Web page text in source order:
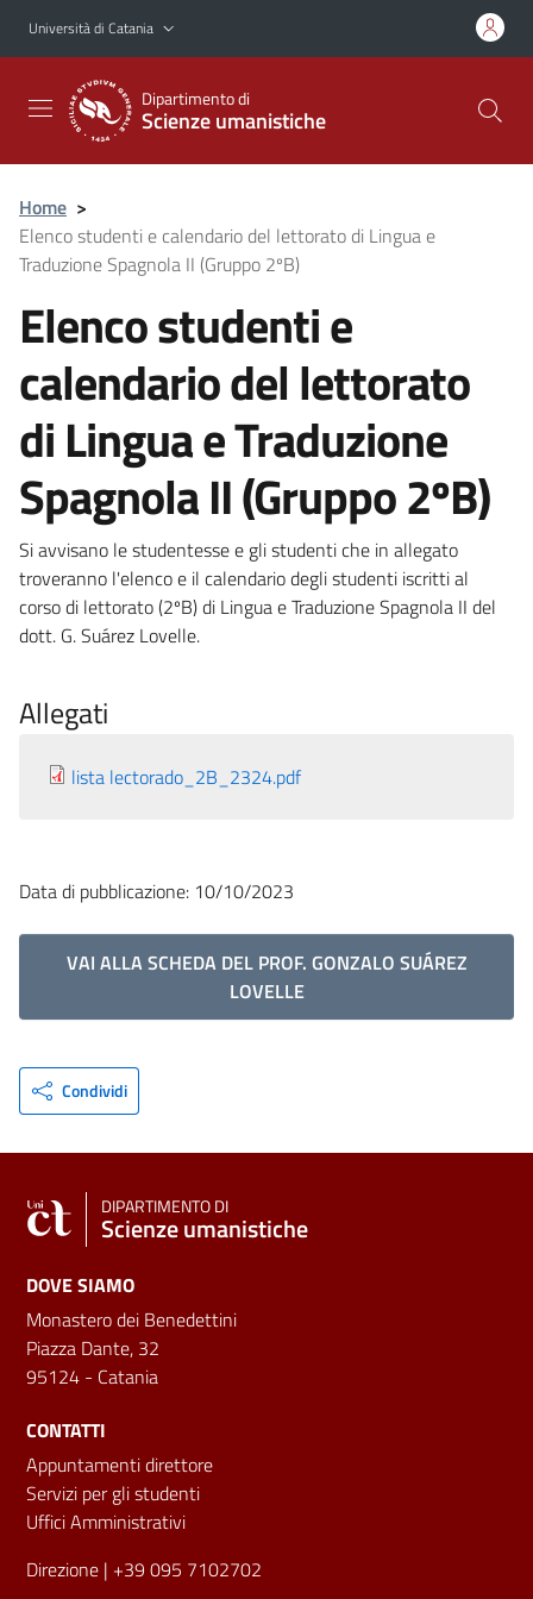
Vai al contenuto principale
Vai al menu di navigazione
Università di Catania
Dipartimento di
Scienze umanistiche
Home >
Elenco studenti e calendario del lettorato di Lingua e
Traduzione Spagnola II (Gruppo 2ºB)
Elenco studenti e
calendario del lettorato
di Lingua e Traduzione
Spagnola II (Gruppo 2ºB)
Si avvisano le studentesse e gli studenti che in allegato
troveranno l'elenco e il calendario degli studenti iscritti al
corso di lettorato (2ºB) di Lingua e Traduzione Spagnola II del
dott. G. Suárez Lovelle.
Allegati
lista lectorado_2B_2324.pdf
Data di pubblicazione: 10/10/2023
VAI ALLA SCHEDA DEL PROF. GONZALO SUÁREZ
LOVELLE
Condividi
DIPARTIMENTO DI
Scienze umanistiche
DOVE SIAMO
Monastero dei Benedettini
Piazza Dante, 32
95124 - Catania
CONTATTI
Appuntamenti direttore
Servizi per gli studenti
Uffici Amministrativi
Direzione | +39 095 7102702